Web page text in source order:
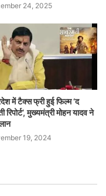
24, 2025
में टैक्स फ्री हुई फिल्म ‘द
रिपोर्ट’, मुख्यमंत्री मोहन यादव ने
19, 2024